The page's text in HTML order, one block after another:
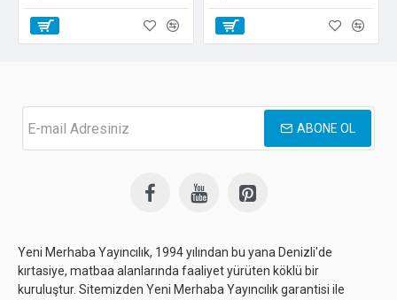
ABONE OL
Yeni Merhaba Yayıncılık, 1994 yılından bu yana Denizli'de
kırtasiye, matbaa alanlarında faaliyet yürüten köklü bir
kuruluştur. Sitemizden Yeni Merhaba Yayıncılık garantisi ile